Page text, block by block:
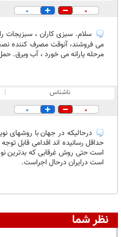
در انتظار بررسی:
0
0
می فروشند، آنوقت مصرف کننده
مرحله یارانه می خورد ، آب وبرق.
ناشناس |
0
0
درحالیکه در جهان با روشهای
حداقل رسانیده اند اقدامی قابل
است حتی روش غرقابی که بدترین
است درایران درحال اجراست.
نظر شما